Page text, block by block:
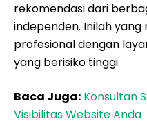
rekomendasi dari
independen. Inilah
profesional dengan
yang berisiko tinggi.
Baca Juga: Konsultan
Visibilitas Website Anda